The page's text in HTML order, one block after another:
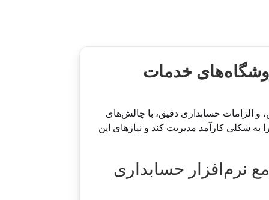
خدمات
الزامات حسابداری دقیق، با چالش‌های
شکلی کارآمد مدیریت کند و نیازهای این
نرم‌افزار حسابداری